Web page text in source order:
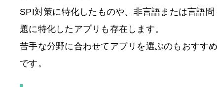
SPI対策に特化したものや、非言語または言語問
題に特化したアプリも存在します。
苦手な分野に合わせてアプリを選ぶのもおすすめ
です。